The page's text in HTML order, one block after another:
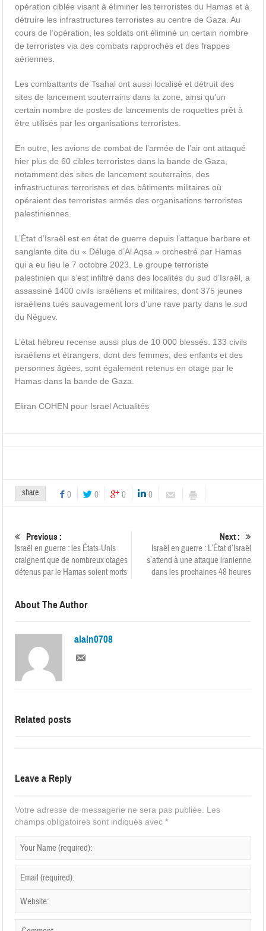
opération ciblée visant à éliminer les terroristes du Hamas et à
détruire les infrastructures terroristes au centre de Gaza. Au
cours de l’opération, les soldats ont éliminé un certain nombre
de terroristes via des combats rapprochés et des frappes
aériennes.
Les combattants de Tsahal ont aussi localisé et détruit des
sites de lancement souterrains dans la zone, ainsi qu’un
certain nombre de postes de lancements de roquettes prêt à
être utilisés par les organisations terroristes.
En outre, les avions de combat de l’armée de l’air ont attaqué
hier plus de 60 cibles terroristes dans la bande de Gaza,
notamment des sites de lancement souterrains, des
infrastructures terroristes et des bâtiments militaires où
opéraient des terroristes armés des organisations terroristes
palestiniennes.
L’État d’Israël est en état de guerre depuis l’attaque barbare et
sanglante dite du « Déluge d’Al Aqsa » orchestré par Hamas
qui a eu lieu le 7 octobre 2023. Le groupe terroriste
palestinien qui s’est infiltré dans des localités du sud d’Israël, a
assassiné 1400 civils israéliens et militaires, dont 375 jeunes
israéliens tués sauvagement lors d’une rave party dans le sud
du Néguev.
L’état hébreu recense aussi plus de 10 000 blessés. 133 civils
israéliens et étrangers, dont des femmes, des enfants et des
personnes âgées, sont également retenus en otage par le
Hamas dans la bande de Gaza.
Eliran COHEN pour Israel Actualités
share 0 0 0 0
Previous :
Israël en guerre : les États-Unis
craignent que de nombreux otages
détenus par le Hamas soient morts
Next :
Israël en guerre : L’État d’Israël
s’attend à une attaque iranienne
dans les prochaines 48 heures
About The Author
alain0708
Related posts
Leave a Reply
Votre adresse de messagerie ne sera pas publiée. Les
champs obligatoires sont indiqués avec*